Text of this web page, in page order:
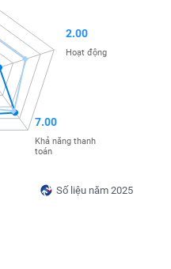
Số liệu năm 2025
2.00
Hoạt động
7.00
Khả năng thanh
toán